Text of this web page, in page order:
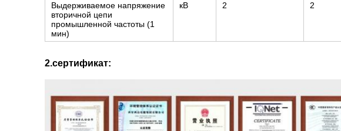
Выдерживаемое напряжение
вторичной цепи
промышленной частоты (1
мин)
кВ 2 2
2.сертификат: